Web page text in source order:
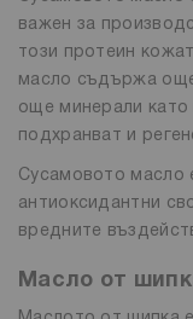
важен за
този протеин
масло съдържа още
още минерали като
подхранват и
Сусамовото масло
антиоксидантни
вредните
Масло от